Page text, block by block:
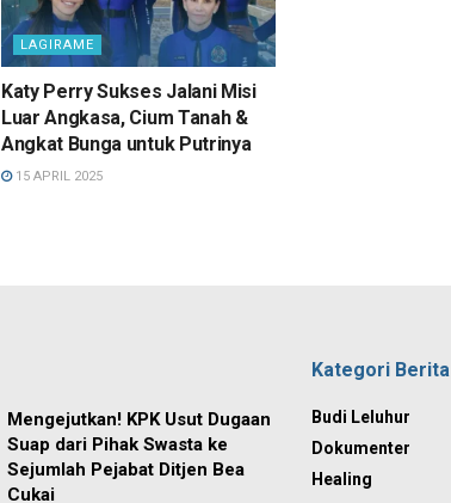
LAGIRAME
Katy Perry Sukses Jalani Misi
Luar Angkasa, Cium Tanah &
Angkat Bunga untuk Putrinya
15 APRIL 2025
Mengejutkan! KPK Usut Dugaan
Suap dari Pihak Swasta ke
Sejumlah Pejabat Ditjen Bea
Cukai
Kategori Berita
Budi Leluhur
Dokumenter
Healing